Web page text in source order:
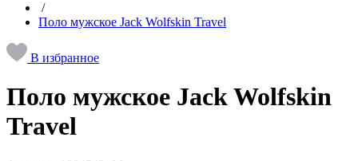
/
Поло мужское Jack Wolfskin Travel
В избранное
Поло мужское Jack Wolfskin
Travel